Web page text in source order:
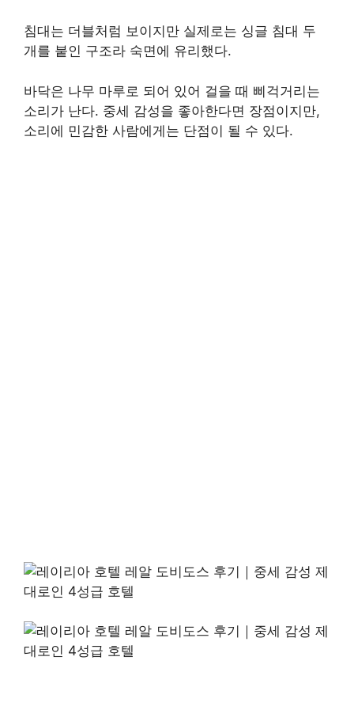
침대는 더블처럼 보이지만 실제로는 싱글 침대 두
개를 붙인 구조라 숙면에 유리했다.
바닥은 나무 마루로 되어 있어 걸을 때 삐걱거리는
소리가 난다. 중세 감성을 좋아한다면 장점이지만,
소리에 민감한 사람에게는 단점이 될 수 있다.